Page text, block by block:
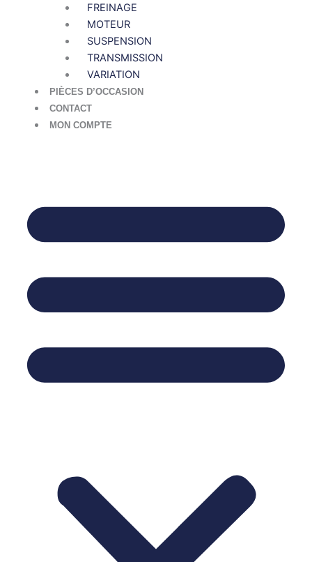
FREINAGE
MOTEUR
SUSPENSION
TRANSMISSION
VARIATION
PIÈCES D’OCCASION
CONTACT
MON COMPTE